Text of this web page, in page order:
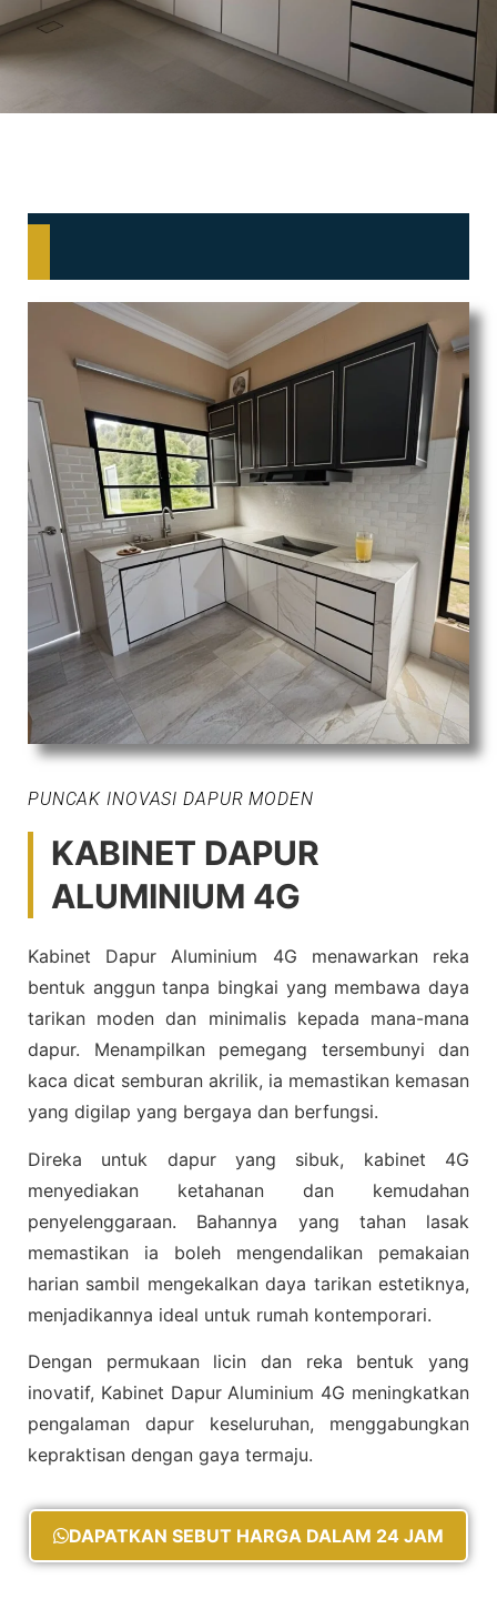
PUNCAK INOVASI DAPUR MODEN
KABINET DAPUR
ALUMINIUM 4G
Kabinet Dapur Aluminium 4G menawarkan reka
bentuk anggun tanpa bingkai yang membawa daya
tarikan moden dan minimalis kepada mana-mana
dapur. Menampilkan pemegang tersembunyi dan
kaca dicat semburan akrilik, ia memastikan kemasan
yang digilap yang bergaya dan berfungsi.
Direka untuk dapur yang sibuk, kabinet 4G
menyediakan ketahanan dan kemudahan
penyelenggaraan. Bahannya yang tahan lasak
memastikan ia boleh mengendalikan pemakaian
harian sambil mengekalkan daya tarikan estetiknya,
menjadikannya ideal untuk rumah kontemporari.
Dengan permukaan licin dan reka bentuk yang
inovatif, Kabinet Dapur Aluminium 4G meningkatkan
pengalaman dapur keseluruhan, menggabungkan
kepraktisan dengan gaya termaju.
DAPATKAN SEBUT HARGA DALAM 24 JAM